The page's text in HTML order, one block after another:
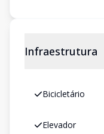
Infraestrutura
Bicicletário
Elevador